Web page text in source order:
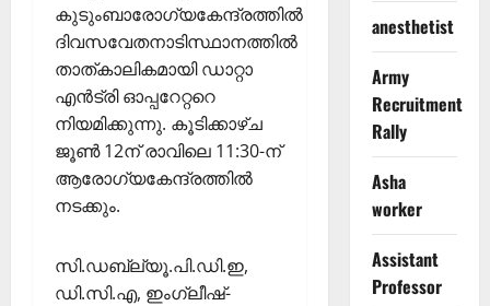
കുടുംബാരോഗ്യകേന്ദ്രത്തില്‍
ദിവസവേതനാടിസ്ഥാനത്തില്‍
താത്കാലികമായി ഡാറ്റാ
എന്‍ട്രി ഓപ്പറേറ്ററെ
നിയമിക്കുന്നു. കൂടിക്കാഴ്ച
ജൂണ്‍ 12ന് രാവിലെ 11:30-ന്
ആരോഗ്യകേന്ദ്രത്തില്‍
നടക്കും.
സി.ഡബ്ല്യൂ.പി.ഡി.ഇ,
ഡി.സി.എ, ഇംഗ്ലീഷ്-
anesthetist
Army
Recruitment
Rally
Asha
worker
Assistant
Professor